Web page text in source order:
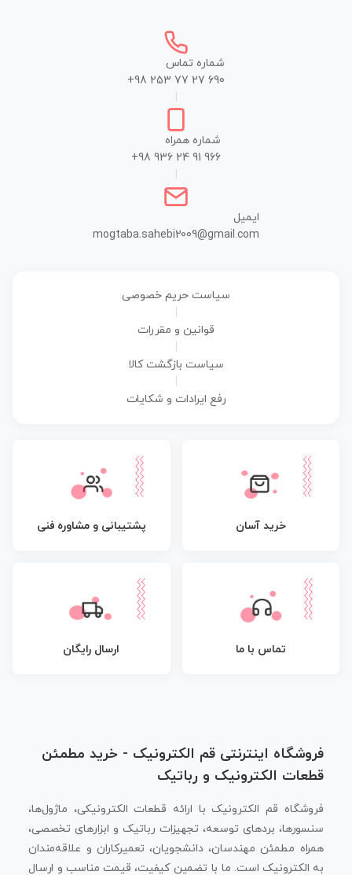
شماره تماس
+98 253 77 27 690
شماره همراه
+98 936 24 91 966
ایمیل
mogtaba.sahebi2009@gmail.com
سیاست حریم خصوصی
قوانین و مقررات
سیاست بازگشت کالا
رفع ایرادات و شکایات
خرید آسان پشتیبانی و مشاوره فنی
تماس با ما ارسال رایگان
فروشگاه اینترنتی قم الکترونیک - خرید مطمئن
قطعات الکترونیک و رباتیک
فروشگاه قم الکترونیک با ارائه قطعات الکترونیکی، ماژول‌ها،
سنسورها، بردهای توسعه، تجهیزات رباتیک و ابزارهای تخصصی،
همراه مطمئن مهندسان، دانشجویان، تعمیرکاران و علاقه‌مندان
به الکترونیک است. ما با تضمین کیفیت، قیمت مناسب و ارسال